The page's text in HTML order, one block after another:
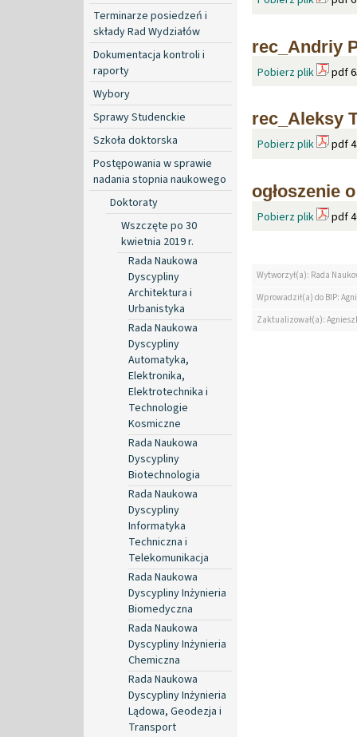
Terminarze posiedzeń i
składy Rad Wydziałów
Dokumentacja kontroli i
raporty
Wybory
Sprawy Studenckie
Szkoła doktorska
Postępowania w sprawie
nadania stopnia naukowego
Doktoraty
Wszczęte po 30
kwietnia 2019 r.
Rada Naukowa
Dyscypliny
Architektura i
Urbanistyka
Rada Naukowa
Dyscypliny
Automatyka,
Elektronika,
Elektrotechnika i
Technologie
Kosmiczne
Rada Naukowa
Dyscypliny
Biotechnologia
Rada Naukowa
Dyscypliny
Informatyka
Techniczna i
Telekomunikacja
Rada Naukowa
Dyscypliny Inżynieria
Biomedyczna
Rada Naukowa
Dyscypliny Inżynieria
Chemiczna
Rada Naukowa
Dyscypliny Inżynieria
Lądowa, Geodezja i
Transport
rec_Andriy
Pobierz plik pdf
rec_Aleksy
Pobierz plik pdf
ogłoszenie
Pobierz plik pdf
Wytworzył(a): Rada
Wprowadził(a) do BIP:
Zaktualizował(a):